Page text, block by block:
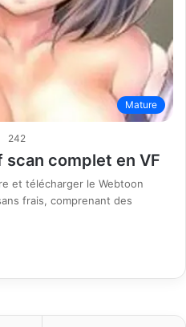
Mature
242
scan complet en VF
et télécharger le Webtoon
frais, comprenant des